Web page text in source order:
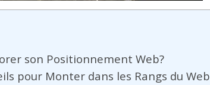
son Positionnement Web?
pour Monter dans les Rangs du Web